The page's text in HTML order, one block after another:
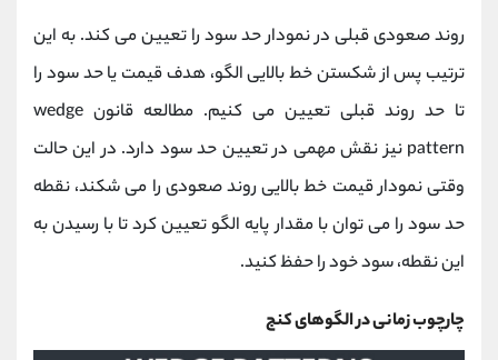
روند صعودی قبلی در نمودار حد سود را تعیین می کند. به این
ترتیب پس از شکستن خط بالایی الگو، هدف قیمت یا حد سود را
تا حد روند قبلی تعیین می کنیم. مطالعه قانون wedge
pattern نیز نقش مهمی در تعیین حد سود دارد. در این حالت
وقتی نمودار قیمت خط بالایی روند صعودی را می شکند، نقطه
حد سود را می توان با مقدار پایه الگو تعیین کرد تا با رسیدن به
این نقطه، سود خود را حفظ کنید.
چارچوب زمانی در الگوهای کنج